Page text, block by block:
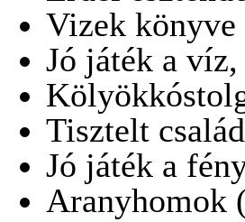
Vizek könyve
Jó játék a
Tisztelt
Jó játék a
Aranyhomok